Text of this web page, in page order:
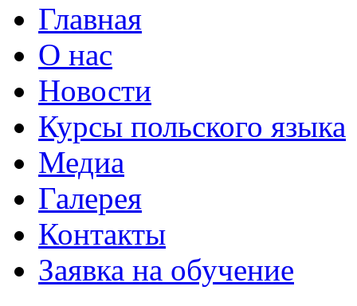
Главная
О нас
Новости
Курсы польского языка
Медиа
Галерея
Контакты
Заявка на обучение